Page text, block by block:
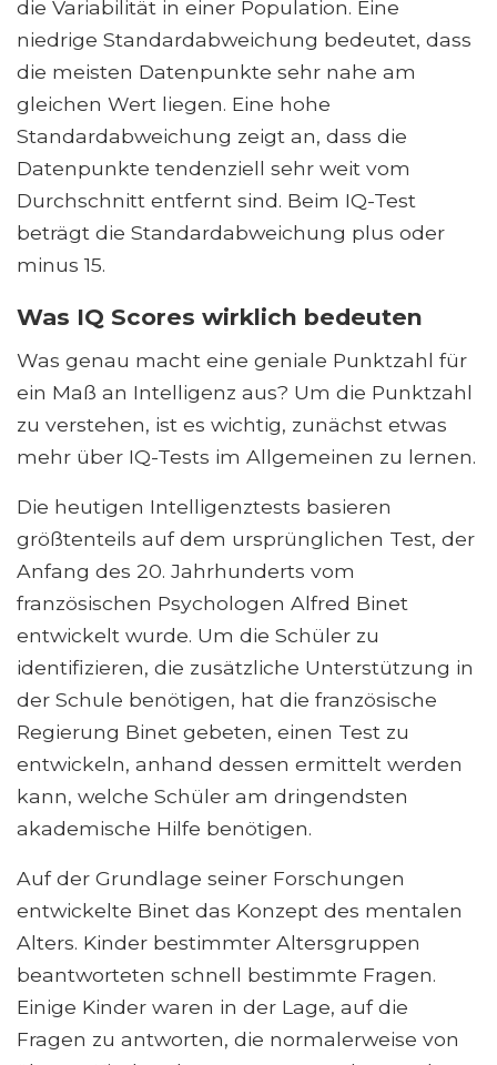
die Variabilität in einer Population. Eine
niedrige Standardabweichung bedeutet, dass
die meisten Datenpunkte sehr nahe am
gleichen Wert liegen. Eine hohe
Standardabweichung zeigt an, dass die
Datenpunkte tendenziell sehr weit vom
Durchschnitt entfernt sind. Beim IQ-Test
beträgt die Standardabweichung plus oder
minus 15.
Was IQ Scores wirklich bedeuten
Was genau macht eine geniale Punktzahl für
ein Maß an Intelligenz aus? Um die Punktzahl
zu verstehen, ist es wichtig, zunächst etwas
mehr über IQ-Tests im Allgemeinen zu lernen.
Die heutigen Intelligenztests basieren
größtenteils auf dem ursprünglichen Test, der
Anfang des 20. Jahrhunderts vom
französischen Psychologen Alfred Binet
entwickelt wurde. Um die Schüler zu
identifizieren, die zusätzliche Unterstützung in
der Schule benötigen, hat die französische
Regierung Binet gebeten, einen Test zu
entwickeln, anhand dessen ermittelt werden
kann, welche Schüler am dringendsten
akademische Hilfe benötigen.
Auf der Grundlage seiner Forschungen
entwickelte Binet das Konzept des mentalen
Alters. Kinder bestimmter Altersgruppen
beantworteten schnell bestimmte Fragen.
Einige Kinder waren in der Lage, auf die
Fragen zu antworten, die normalerweise von